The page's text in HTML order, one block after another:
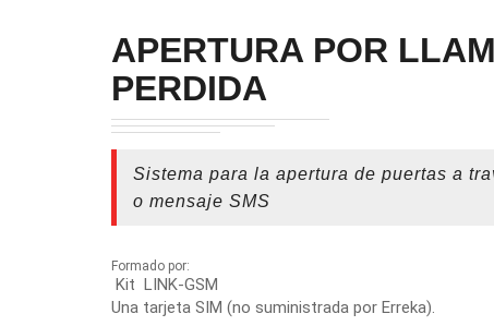
APERTURA POR
PERDIDA
Sistema para la apertura de puertas a
o mensaje SMS
Formado por:
Kit LINK-GSM
Una tarjeta SIM (no suministrada por Erreka).